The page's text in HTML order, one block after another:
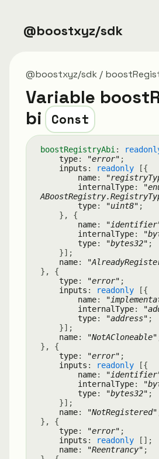
@boostxyz/sdk
@boostxyz/sdk
Variable
bi Const
boostRegistryAbi:
type: "error" ;
inputs : readonly [{
name:
internalType:
type: "uint8" ;
} , {
name:
internalType:
type: "bytes32" ;
}] ;
name:
} , {
type: "error" ;
inputs : readonly [{
name:
internalType:
type: "address" ;
}] ;
name: "NotACloneable"
} , {
type: "error" ;
inputs : readonly [{
name:
internalType:
type: "bytes32" ;
}] ;
name: "NotRegistered"
} , {
type: "error" ;
inputs : readonly [ ] ;
name: "Reentrancy" ;